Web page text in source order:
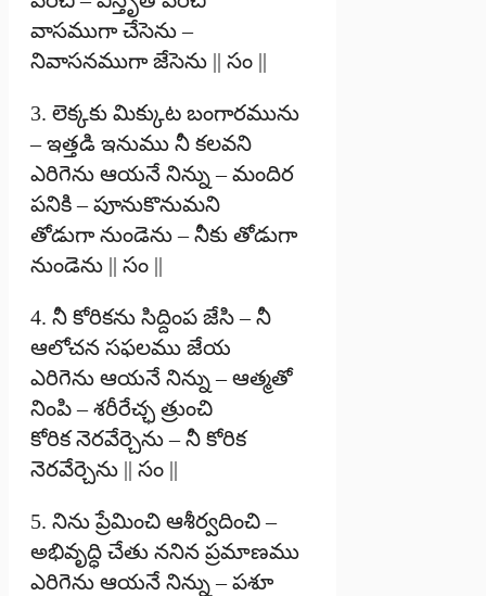
వాసముగా చేసెను –
నివాసనముగా జేసెను || సం ||
3. లెక్కకు మిక్కుట బంగారమును
– ఇత్తడి ఇనుము నీ కలవని
ఎరిగెను ఆయనే నిన్ను – మందిర
పనికి – పూనుకొనుమని
తోడుగా నుండెను – నీకు తోడుగా
నుండెను || సం ||
4. నీ కోరికను సిద్దింప జేసి – నీ
ఆలోచన సఫలము జేయ
ఎరిగెను ఆయనే నిన్ను – ఆత్మతో
నింపి – శరీరేచ్ఛ త్రుంచి
కోరిక నెరవేర్చెను – నీ కోరిక
నెరవేర్చెను || సం ||
5. నిను ప్రేమించి ఆశీర్వదించి –
అభివృద్ధి చేతు ననిన ప్రమాణము
ఎరిగెను ఆయనే నిన్ను – పశూ